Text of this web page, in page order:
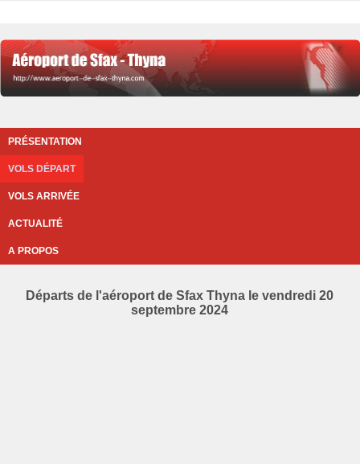
PRÉSENTATION
VOLS DÉPART
VOLS ARRIVÉE
ACTUALITÉ
A PROPOS
Départs de l'aéroport de Sfax Thyna le vendredi 20
septembre 2024